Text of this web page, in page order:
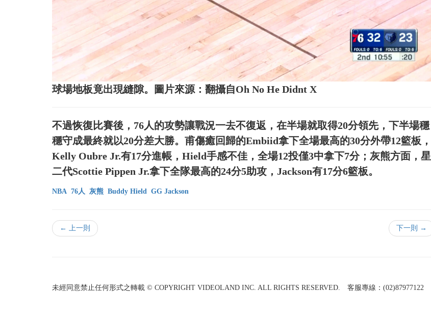
球場地板竟出現縫隙。圖片來源：翻攝自Oh No He Didnt X
不過恢復比賽後，76人的攻勢讓戰況一去不復返，在半場就取得20分領先，下半場穩
穩守成最終就以20分差大勝。甫傷癒回歸的Embiid拿下全場最高的30分外帶12籃板，
Kelly Oubre Jr.有17分進帳，Hield手感不佳，全場12投僅3中拿下7分；灰熊方面，星
二代Scottie Pippen Jr.拿下全隊最高的24分5助攻，Jackson有17分6籃板。
NBA 76人 灰熊 Buddy Hield GG Jackson
← 上一則 下一則 →
未經同意禁止任何形式之轉載 © COPYRIGHT VIDEOLAND INC. ALL RIGHTS RESERVED. 客服專線：(02)87977122